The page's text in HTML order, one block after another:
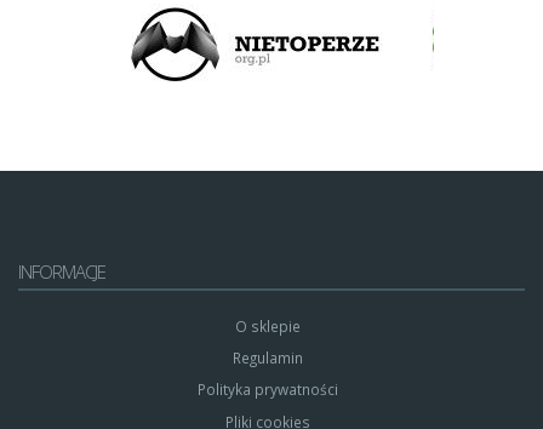
INFORMACJE
O sklepie
Regulamin
Polityka prywatności
Pliki cookies